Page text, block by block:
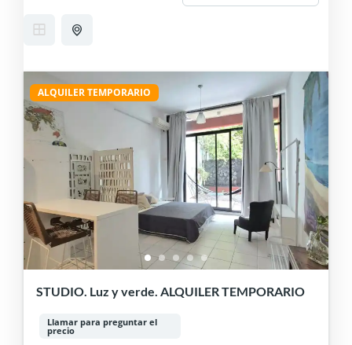
ALQUILER TEMPORARIO
STUDIO. Luz y verde. ALQUILER TEMPORARIO
Llamar para preguntar el
precio